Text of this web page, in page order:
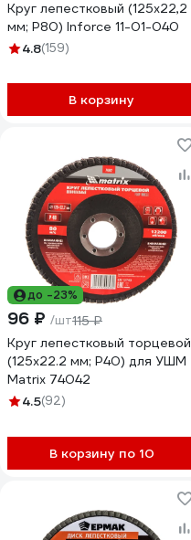
Круг лепестковый (125х22,2
мм; P80) Inforce 11-01-040
4.8(159)
В корзину
до -23%
96 ₽ /шт115 ₽
Круг лепестковый торцевой
(125х22.2 мм; P40) для УШМ
Matrix 74042
4.5(92)
В корзину по 10